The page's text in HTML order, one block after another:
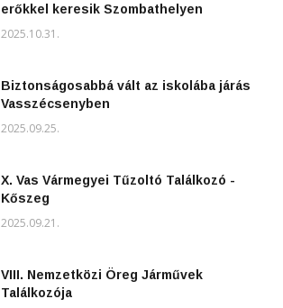
erőkkel keresik Szombathelyen
2025.10.31.
Biztonságosabbá vált az iskolába járás
Vasszécsenyben
2025.09.25.
X. Vas Vármegyei Tűzoltó Találkozó -
Kőszeg
2025.09.21.
VIII. Nemzetközi Öreg Járművek
Találkozója